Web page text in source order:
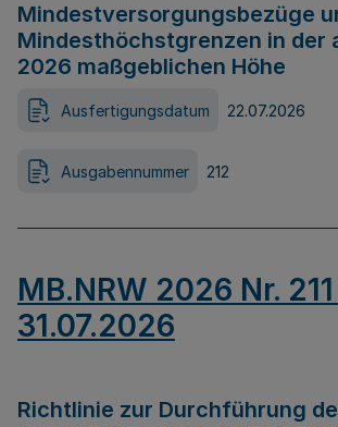
Mindestversorgungsbezüge
Mindesthöchstgrenzen in der
2026 maßgeblichen Höhe
Ausfertigungsdatum 22.07.2026
Ausgabennummer 212
MB.NRW 2026 Nr.
31.07.2026
Richtlinie zur Durchführung